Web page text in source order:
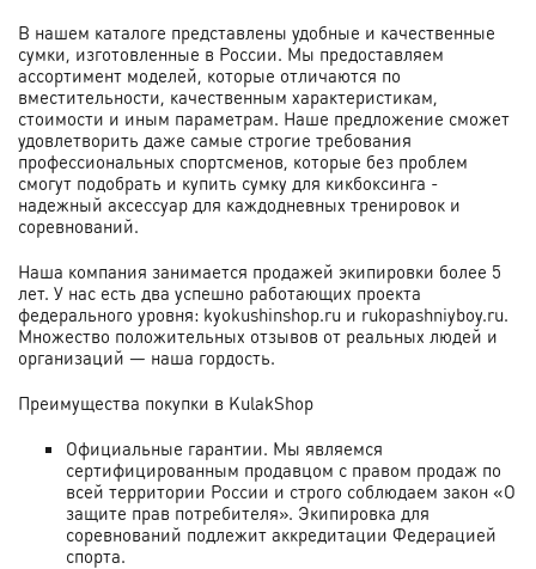
В нашем каталоге представлены удобные и качественные
сумки, изготовленные в России. Мы предоставляем
ассортимент моделей, которые отличаются по
вместительности, качественным характеристикам,
стоимости и иным параметрам. Наше предложение сможет
удовлетворить даже самые строгие требования
профессиональных спортсменов, которые без проблем
смогут подобрать и купить сумку для кикбоксинга -
надежный аксессуар для каждодневных тренировок и
соревнований.
Наша компания занимается продажей экипировки более 5
лет. У нас есть два успешно работающих проекта
федерального уровня: kyokushinshop.ru и rukopashniyboy.ru.
Множество положительных отзывов от реальных людей и
организаций — наша гордость.
Преимущества покупки в KulakShop
Официальные гарантии. Мы являемся
сертифицированным продавцом с правом продаж по
всей территории России и строго соблюдаем закон «О
защите прав потребителя». Экипировка для
соревнований подлежит аккредитации Федерацией
спорта.